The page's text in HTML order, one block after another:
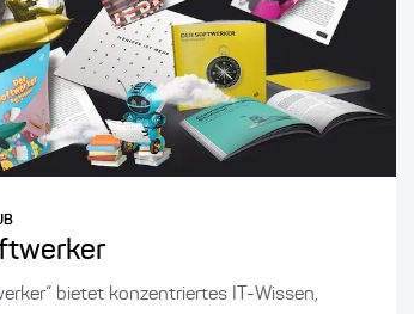
bietet konzentriertes IT-Wissen,